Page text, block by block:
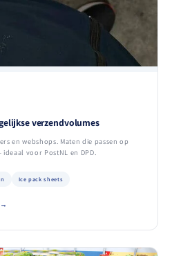
verzendvolumes
en webshops. Maten die passen op
voor PostNL en DPD.
Ice pack sheets